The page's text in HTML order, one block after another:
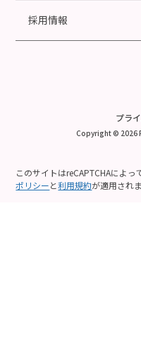
採用情報
プラ
Copyright © 2026
このサイトはreCAPTCHAによ
ポリシーと利用規約が適用されま